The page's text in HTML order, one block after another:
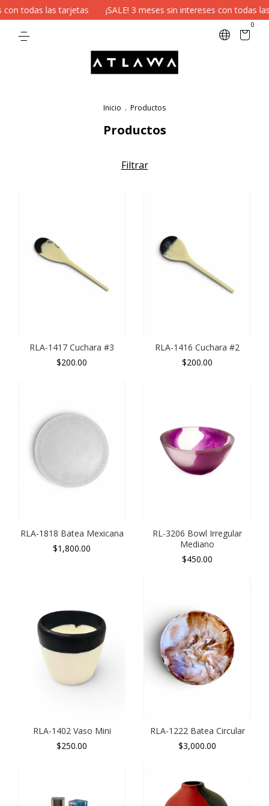
todas las tarjetas ¡SALE! 3 meses sin intereses con todas las
0
Inicio . Productos
Productos
Filtrar
RLA-1417 Cuchara #3
$200.00
RLA-1416 Cuchara #2
$200.00
RLA-1818 Batea Mexicana
$1,800.00
RL-3206 Bowl Irregular
Mediano
$450.00
RLA-1402 Vaso Mini
$250.00
RLA-1222 Batea Circular
$3,000.00